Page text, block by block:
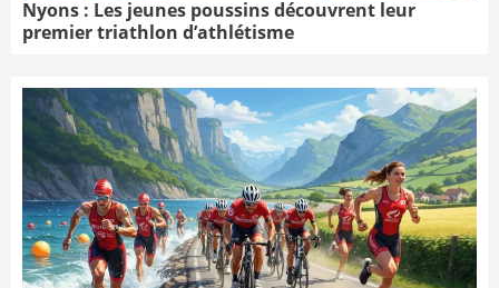
Nyons : Les jeunes poussins découvrent leur
premier triathlon d’athlétisme